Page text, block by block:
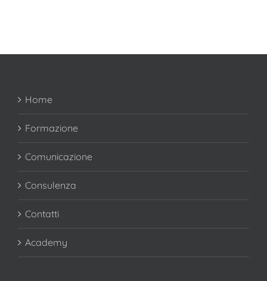
Home
Formazione
Comunicazione
Consulenza
Contatti
Academy